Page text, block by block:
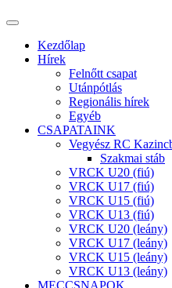
Kezdőlap
Hírek
Felnőtt csapat
Utánpótlás
Regionális hírek
Egyéb
CSAPATAINK
Vegyész RC
Szakmai stáb
VRCK U20 (fiú)
VRCK U17 (fiú)
VRCK U15 (fiú)
VRCK U13 (fiú)
VRCK U20 (leány)
VRCK U17 (leány)
VRCK U15 (leány)
VRCK U13 (leány)